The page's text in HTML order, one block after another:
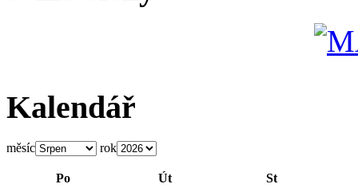
Kalendář
měsíc rok
Po Út St